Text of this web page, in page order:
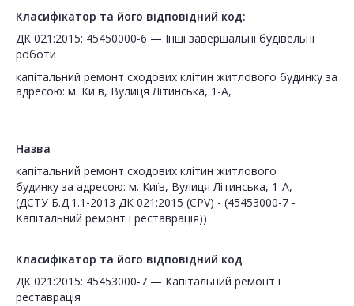
Класифікатор та його відповідний код:
ДК 021:2015: 45450000-6 — Інші завершальні будівельні
роботи
капітальний ремонт сходових клітин житлового будинку за
адресою: м. Київ, Вулиця Літинська, 1-А,
Назва
капітальний ремонт сходових клітин житлового
будинку за адресою: м. Київ, Вулиця Літинська, 1-А,
(ДСТУ Б.Д.1.1-2013 ДК 021:2015 (CPV) - (45453000-7 -
Капітальний ремонт і реставрація))
Класифікатор та його відповідний код
ДК 021:2015: 45453000-7 — Капітальний ремонт і
реставрація